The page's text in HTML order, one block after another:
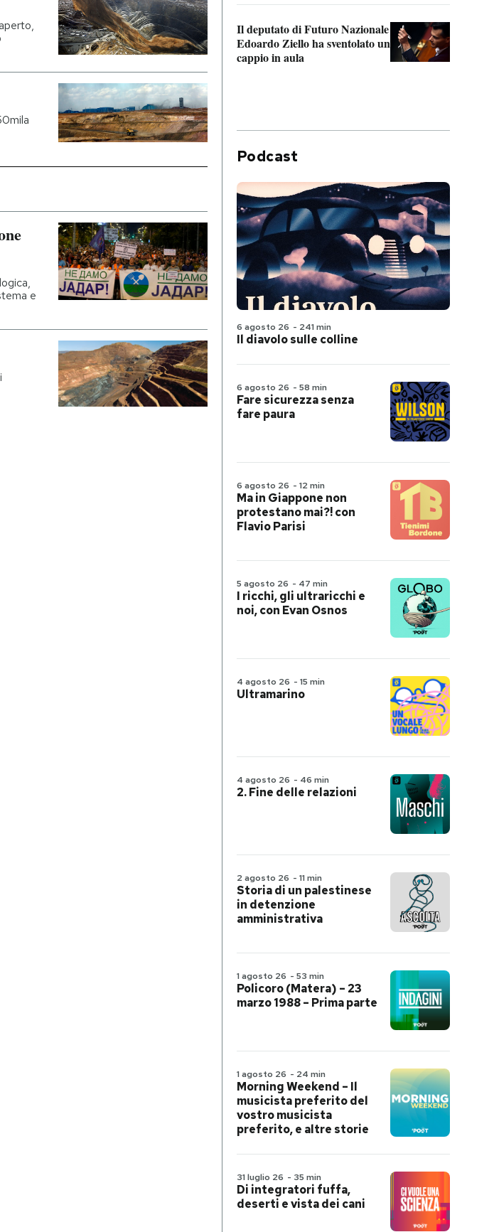
e
Il deputato di Futuro Nazionale
Edoardo Ziello ha sventolato un
cappio in aula
Podcast
6 agosto 26 - 241 min
Il diavolo sulle colline
6 agosto 26 - 58 min
Fare sicurezza senza
fare paura
6 agosto 26 - 12 min
Ma in Giappone non
protestano mai?! con
Flavio Parisi
5 agosto 26 - 47 min
I ricchi, gli ultraricchi e
noi, con Evan Osnos
4 agosto 26 - 15 min
Ultramarino
4 agosto 26 - 46 min
2. Fine delle relazioni
2 agosto 26 - 11 min
Storia di un palestinese
in detenzione
amministrativa
1 agosto 26 - 53 min
Policoro (Matera) – 23
marzo 1988 – Prima parte
1 agosto 26 - 24 min
Morning Weekend – Il
musicista preferito del
vostro musicista
preferito, e altre storie
31 luglio 26 - 35 min
Di integratori fuffa,
deserti e vista dei cani